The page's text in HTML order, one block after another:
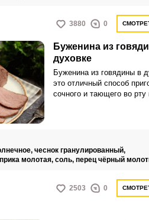
3880 0
Буженина из
духовке
Буженина из говядины в
это отличный способ
сочного и тающего во рту
подойдет даже для тех, кто
придерживается
чеснок гранулированный,
молотая, соль, перец чёрный
2503 0